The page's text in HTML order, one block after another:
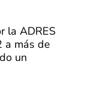
la ADRES
a más de
un